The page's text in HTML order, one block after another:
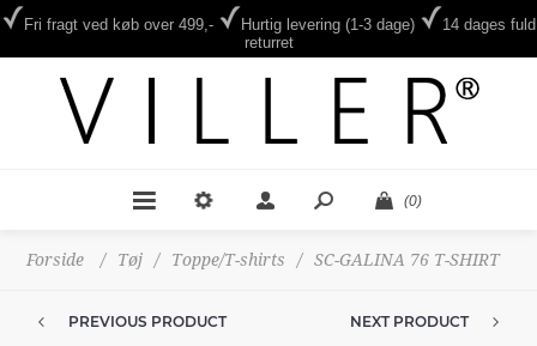
Fri fragt ved køb over 499,- Hurtig levering (1-3 dage)
14 dages fuld
returret
(0)
Forside / Tøj / Toppe/T-shirts / SC-GALINA 76 T-SHIRT
PREVIOUS PRODUCT NEXT PRODUCT